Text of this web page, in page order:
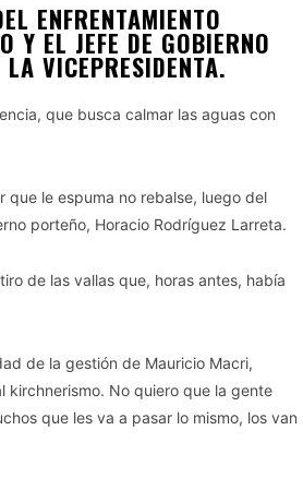
ENFRENTAMIENTO
Y EL JEFE DE GOBIERNO
VICEPRESIDENTA.
que busca calmar las aguas con
que le espuma no rebalse, luego del
porteño, Horacio Rodríguez Larreta.
de las vallas que, horas antes, había
de la gestión de Mauricio Macri,
kirchnerismo. No quiero que la gente
que les va a pasar lo mismo, los van